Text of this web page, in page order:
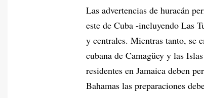
Las advertencias de huracán
este de Cuba -incluyendo Las
y centrales. Mientras tanto, se
cubana de Camagüey y las
residentes en Jamaica deben
Bahamas las preparaciones